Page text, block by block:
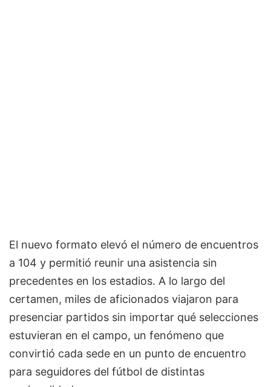
El nuevo formato elevó el número de encuentros
a 104 y permitió reunir una asistencia sin
precedentes en los estadios. A lo largo del
certamen, miles de aficionados viajaron para
presenciar partidos sin importar qué selecciones
estuvieran en el campo, un fenómeno que
convirtió cada sede en un punto de encuentro
para seguidores del fútbol de distintas